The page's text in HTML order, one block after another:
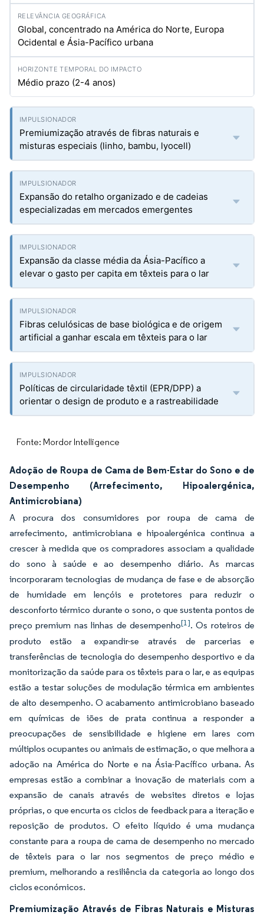
Global, concentrado na América do Norte, Europa
Ocidental e Ásia-Pacífico urbana
Médio prazo (2-4 anos)
Premiumização através de fibras naturais e
misturas especiais (linho, bambu, lyocell)
Expansão do retalho organizado e de cadeias
especializadas em mercados emergentes
Expansão da classe média da Ásia-Pacífico a
elevar o gasto per capita em têxteis para o lar
Fibras celulósicas de base biológica e de origem
artificial a ganhar escala em têxteis para o lar
Políticas de circularidade têxtil (EPR/DPP) a
orientar o design de produto e a rastreabilidade
Fonte: Mordor Intelligence
Adoção de Roupa de Cama de Bem-Estar do Sono e de
Desempenho (Arrefecimento, Hipoalergénica,
Antimicrobiana)
A procura dos consumidores por roupa de cama de
arrefecimento, antimicrobiana e hipoalergénica continua a
crescer à medida que os compradores associam a qualidade
do sono à saúde e ao desempenho diário. As marcas
incorporaram tecnologias de mudança de fase e de absorção
de humidade em lençóis e protetores para reduzir o
desconforto térmico durante o sono, o que sustenta pontos de
preço premium nas linhas de desempenho[1]. Os roteiros de
produto estão a expandir-se através de parcerias e
transferências de tecnologia do desempenho desportivo e da
monitorização da saúde para os têxteis para o lar, e as equipas
estão a testar soluções de modulação térmica em ambientes
de alto desempenho. O acabamento antimicrobiano baseado
em químicas de iões de prata continua a responder a
preocupações de sensibilidade e higiene em lares com
múltiplos ocupantes ou animais de estimação, o que melhora a
adoção na América do Norte e na Ásia-Pacífico urbana. As
empresas estão a combinar a inovação de materiais com a
expansão de canais através de websites diretos e lojas
próprias, o que encurta os ciclos de feedback para a iteração e
reposição de produtos. O efeito líquido é uma mudança
constante para a roupa de cama de desempenho no mercado
de têxteis para o lar nos segmentos de preço médio e
premium, melhorando a resiliência da categoria ao longo dos
ciclos económicos.
Premiumização Através de Fibras Naturais e Misturas